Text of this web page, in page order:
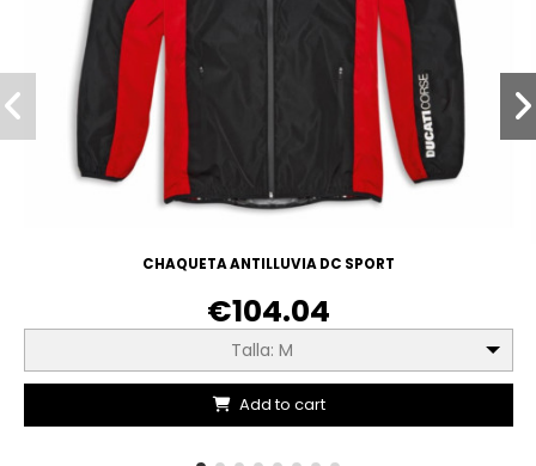
CHAQUETA ANTILLUVIA DC SPORT
€104.04
Talla: M
Add to cart